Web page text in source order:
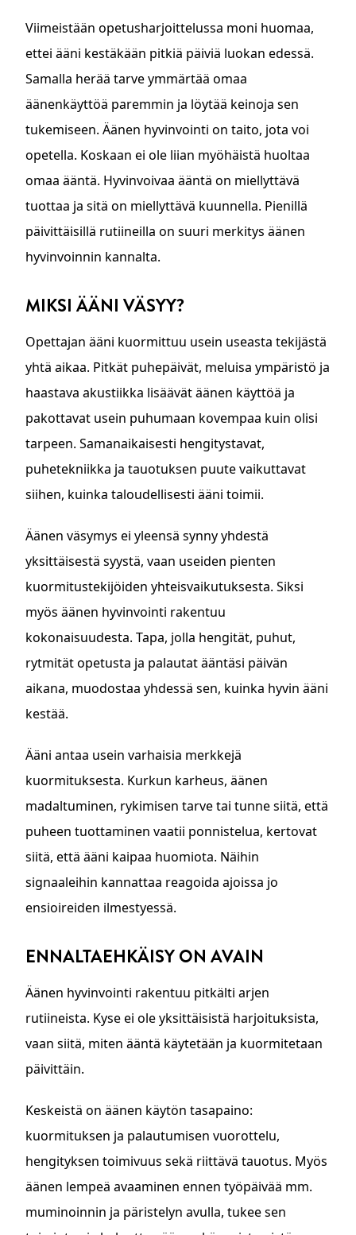
Viimeistään opetusharjoittelussa moni huomaa,
ettei ääni kestäkään pitkiä päiviä luokan edessä.
Samalla herää tarve ymmärtää omaa
äänenkäyttöä paremmin ja löytää keinoja sen
tukemiseen. Äänen hyvinvointi on taito, jota voi
opetella. Koskaan ei ole liian myöhäistä huoltaa
omaa ääntä. Hyvinvoivaa ääntä on miellyttävä
tuottaa ja sitä on miellyttävä kuunnella. Pienillä
päivittäisillä rutiineilla on suuri merkitys äänen
hyvinvoinnin kannalta.
MIKSI ÄÄNI VÄSYY?
Opettajan ääni kuormittuu usein useasta tekijästä
yhtä aikaa. Pitkät puhepäivät, meluisa ympäristö ja
haastava akustiikka lisäävät äänen käyttöä ja
pakottavat usein puhumaan kovempaa kuin olisi
tarpeen. Samanaikaisesti hengitystavat,
puhetekniikka ja tauotuksen puute vaikuttavat
siihen, kuinka taloudellisesti ääni toimii.
Äänen väsymys ei yleensä synny yhdestä
yksittäisestä syystä, vaan useiden pienten
kuormitustekijöiden yhteisvaikutuksesta. Siksi
myös äänen hyvinvointi rakentuu
kokonaisuudesta. Tapa, jolla hengität, puhut,
rytmität opetusta ja palautat ääntäsi päivän
aikana, muodostaa yhdessä sen, kuinka hyvin ääni
kestää.
Ääni antaa usein varhaisia merkkejä
kuormituksesta. Kurkun karheus, äänen
madaltuminen, rykimisen tarve tai tunne siitä, että
puheen tuottaminen vaatii ponnistelua, kertovat
siitä, että ääni kaipaa huomiota. Näihin
signaaleihin kannattaa reagoida ajoissa jo
ensioireiden ilmestyessä.
ENNALTAEHKÄISY ON AVAIN
Äänen hyvinvointi rakentuu pitkälti arjen
rutiineista. Kyse ei ole yksittäisistä harjoituksista,
vaan siitä, miten ääntä käytetään ja kuormitetaan
päivittäin.
Keskeistä on äänen käytön tasapaino:
kuormituksen ja palautumisen vuorottelu,
hengityksen toimivuus sekä riittävä tauotus. Myös
äänen lempeä avaaminen ennen työpäivää mm.
muminoinnin ja päristelyn avulla, tukee sen